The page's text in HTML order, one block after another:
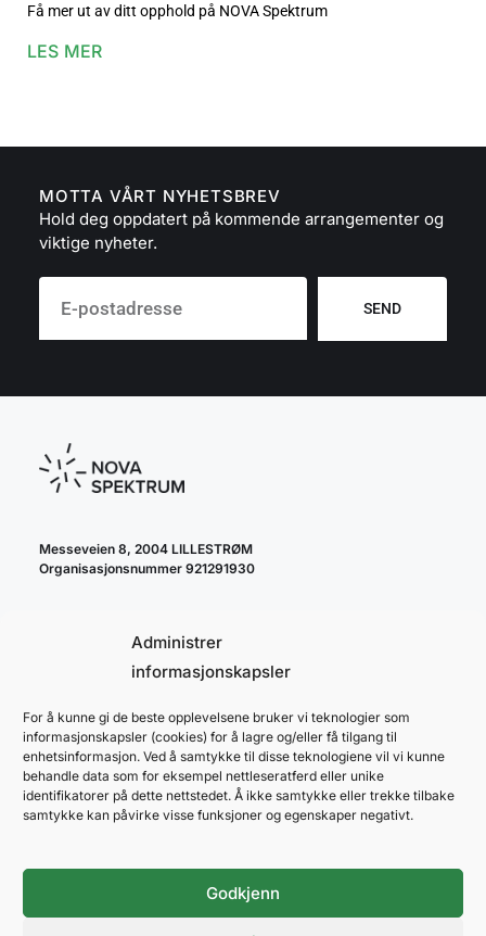
Administrer
informasjonskapsler
For å kunne gi de beste opplevelsene bruker vi teknologier som
informasjonskapsler (cookies) for å lagre og/eller få tilgang til
enhetsinformasjon. Ved å samtykke til disse teknologiene vil vi kunne
behandle data som for eksempel nettleseratferd eller unike
identifikatorer på dette nettstedet. Å ikke samtykke eller trekke tilbake
samtykke kan påvirke visse funksjoner og egenskaper negativt.
Godkjenn
Få mer ut av ditt opphold på NOVA Spektrum
LES MER
MOTTA VÅRT NYHETSBREV
Hold deg oppdatert på kommende arrangementer og
viktige nyheter.
SEND
Messeveien 8, 2004 LILLESTRØM
Organisasjonsnummer 921291930
cookie policy
personvernerklæring
ARENAPARTNER